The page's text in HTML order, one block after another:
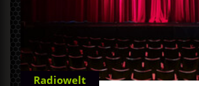
Radiowelt